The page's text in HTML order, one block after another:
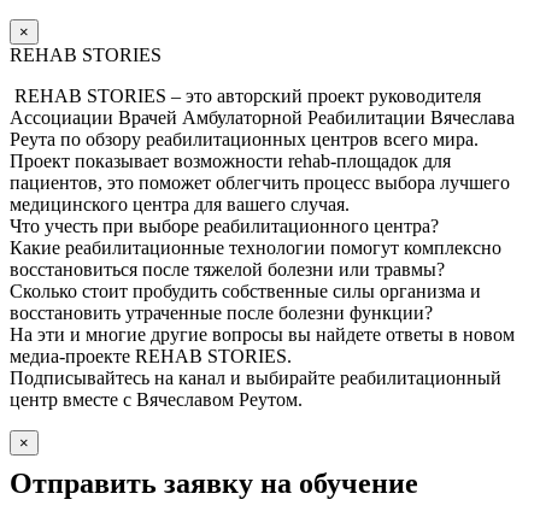
×
REHAB STORIES
REHAB STORIES – это авторский проект руководителя
Ассоциации Врачей Амбулаторной Реабилитации Вячеслава
Реута по обзору реабилитационных центров всего мира.
Проект показывает возможности rehab-площадок для
пациентов, это поможет облегчить процесс выбора лучшего
медицинского центра для вашего случая.
Что учесть при выборе реабилитационного центра?
Какие реабилитационные технологии помогут комплексно
восстановиться после тяжелой болезни или травмы?
Сколько стоит пробудить собственные силы организма и
восстановить утраченные после болезни функции?
На эти и многие другие вопросы вы найдете ответы в новом
медиа-проекте REHAB STORIES.
Подписывайтесь на канал и выбирайте реабилитационный
центр вместе с Вячеславом Реутом.
×
Отправить заявку на обучение